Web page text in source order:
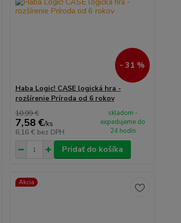
- 31 %
Haba Logic! CASE logická hra -
rozšírenie Príroda od 6 rokov
10,99 €
7,58 €/ks
6,16 € bez DPH
skladom -
expedujeme do
24 hodín
Pridať do košíka
Akcia